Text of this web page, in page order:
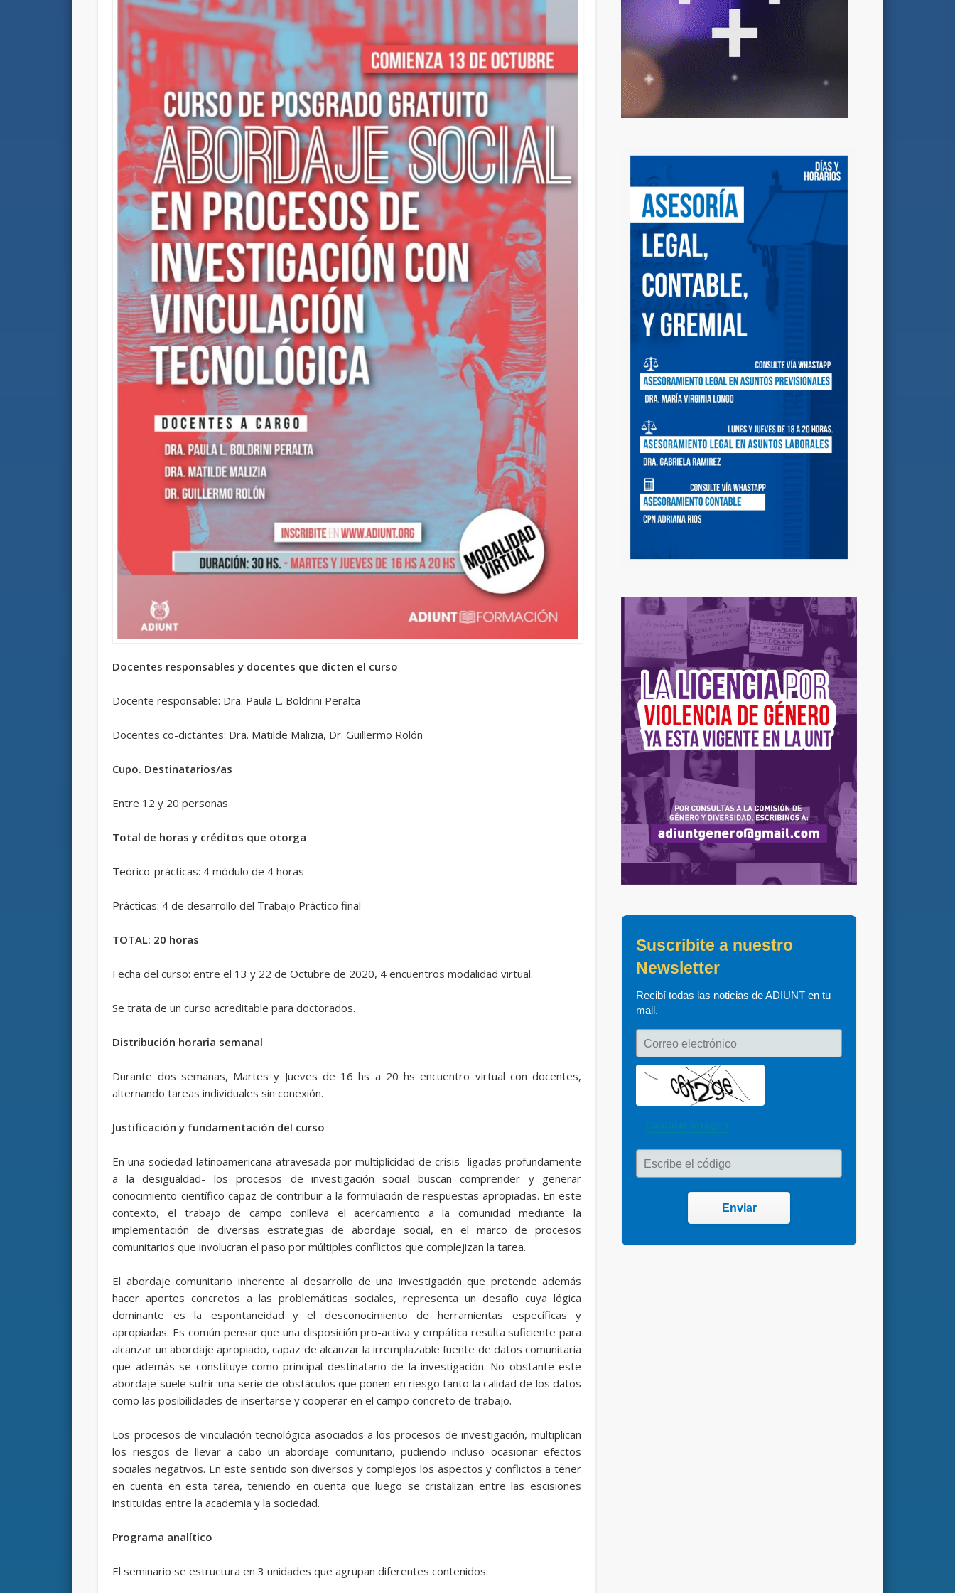
Docentes responsables y docentes que dicten el curso
Docente responsable: Dra. Paula L. Boldrini Peralta
Docentes co-dictantes: Dra. Matilde Malizia, Dr. Guillermo Rolón
Cupo. Destinatarios/as
Entre 12 y 20 personas
Total de horas y créditos que otorga
Teórico-prácticas: 4 módulo de 4 horas
Prácticas: 4 de desarrollo del Trabajo Práctico final
TOTAL: 20 horas
Fecha del curso: entre el 13 y 22 de Octubre de 2020, 4 encuentros modalidad virtual.
Se trata de un curso acreditable para doctorados.
Distribución horaria semanal
Durante dos semanas, Martes y Jueves de 16 hs a 20 hs encuentro virtual con docentes,
alternando tareas individuales sin conexión.
Justificación y fundamentación del curso
En una sociedad latinoamericana atravesada por multiplicidad de crisis -ligadas profundamente
a la desigualdad- los procesos de investigación social buscan comprender y generar
conocimiento científico capaz de contribuir a la formulación de respuestas apropiadas. En este
contexto, el trabajo de campo conlleva el acercamiento a la comunidad mediante la
implementación de diversas estrategias de abordaje social, en el marco de procesos
comunitarios que involucran el paso por múltiples conflictos que complejizan la tarea.
El abordaje comunitario inherente al desarrollo de una investigación que pretende además
hacer aportes concretos a las problemáticas sociales, representa un desafío cuya lógica
dominante es la espontaneidad y el desconocimiento de herramientas específicas y
apropiadas. Es común pensar que una disposición pro-activa y empática resulta suficiente para
alcanzar un abordaje apropiado, capaz de alcanzar la irremplazable fuente de datos comunitaria
que además se constituye como principal destinatario de la investigación. No obstante este
abordaje suele sufrir una serie de obstáculos que ponen en riesgo tanto la calidad de los datos
como las posibilidades de insertarse y cooperar en el campo concreto de trabajo.
Los procesos de vinculación tecnológica asociados a los procesos de investigación, multiplican
los riesgos de llevar a cabo un abordaje comunitario, pudiendo incluso ocasionar efectos
sociales negativos. En este sentido son diversos y complejos los aspectos y conflictos a tener
en cuenta en esta tarea, teniendo en cuenta que luego se cristalizan entre las escisiones
instituidas entre la academia y la sociedad.
Programa analítico
El seminario se estructura en 3 unidades que agrupan diferentes contenidos:
Suscribite a nuestro
Newsletter
Recibí todas las noticias de ADIUNT en tu
mail.
Correo electrónico
Cambiar imagen
Escribe el código